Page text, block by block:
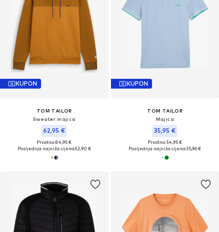
KUPON
TOM TAILOR
Sweater majica
62,95 €
Prvotno: 84,95 €
Posljednja najniža cijena:52,90 €
KUPON
TOM TAILOR
Majica
35,95 €
Prvotno: 54,95 €
Posljednja najniža cijena:35,96 €